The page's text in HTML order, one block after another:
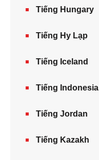
Tiếng Hungary
Tiếng Hy Lạp
Tiếng Iceland
Tiếng Indonesia
Tiếng Jordan
Tiếng Kazakh‎